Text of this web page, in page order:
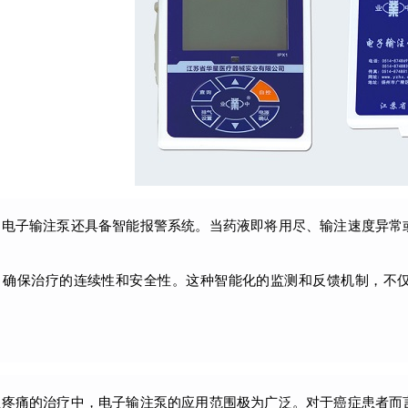
子输注泵还具备智能报警系统。当药液即将用尽、输注速度异
保治疗的连续性和安全性。这种智能化的监测和反馈机制，
痛的治疗中，电子输注泵的应用范围极为广泛。对于癌症患者